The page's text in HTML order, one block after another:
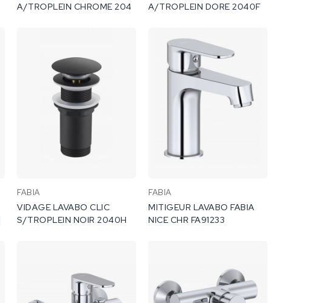
A/TROPLEIN CHROME 204
A/TROPLEIN DORE 2040F
FABIA
VIDAGE LAVABO CLIC
S/TROPLEIN NOIR 2040H
FABIA
MITIGEUR LAVABO FABIA
NICE CHR FA91233